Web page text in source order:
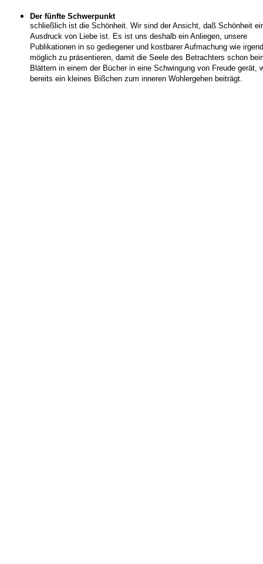
Der fünfte Schwerpunkt
schließlich ist die Schönheit. Wir sind der Ansicht, daß Schönheit
Ausdruck von Liebe ist. Es ist uns deshalb ein Anliegen, unsere
Publikationen in so gediegener und kostbarer Aufmachung wie irgend
möglich zu präsentieren, damit die Seele des Betrachters schon
Blättern in einem der Bücher in eine Schwingung von Freude gerät,
bereits ein kleines Bißchen zum inneren Wohlergehen beiträgt.